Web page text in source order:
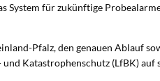
System für zukünftige
Pfalz, den genauen Ablauf
Katastrophenschutz (LfBK) auf